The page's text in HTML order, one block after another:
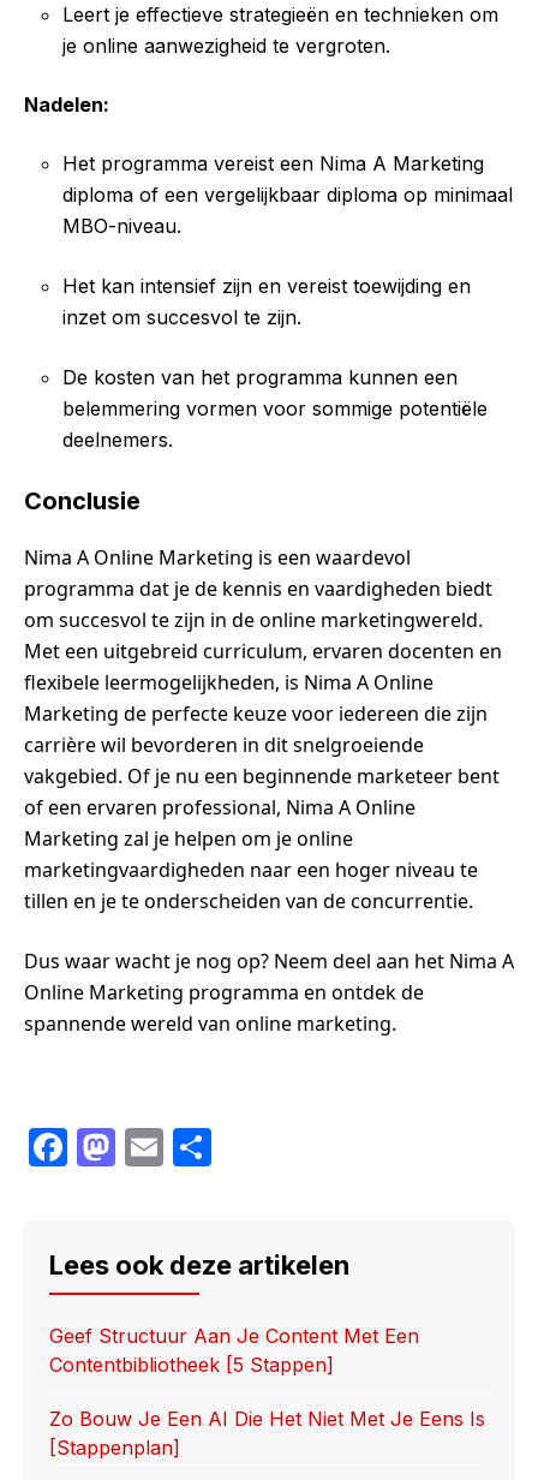
Leert je effectieve strategieën en technieken om
je online aanwezigheid te vergroten.
Nadelen:
Het programma vereist een Nima A Marketing
diploma of een vergelijkbaar diploma op minimaal
MBO-niveau.
Het kan intensief zijn en vereist toewijding en
inzet om succesvol te zijn.
De kosten van het programma kunnen een
belemmering vormen voor sommige potentiële
deelnemers.
Conclusie
Nima A Online Marketing is een waardevol
programma dat je de kennis en vaardigheden biedt
om succesvol te zijn in de online marketingwereld.
Met een uitgebreid curriculum, ervaren docenten en
flexibele leermogelijkheden, is Nima A Online
Marketing de perfecte keuze voor iedereen die zijn
carrière wil bevorderen in dit snelgroeiende
vakgebied. Of je nu een beginnende marketeer bent
of een ervaren professional, Nima A Online
Marketing zal je helpen om je online
marketingvaardigheden naar een hoger niveau te
tillen en je te onderscheiden van de concurrentie.
Dus waar wacht je nog op? Neem deel aan het Nima A
Online Marketing programma en ontdek de
spannende wereld van online marketing.
F
e
b
o
o
k
M
o
d
o
n
E
e
Lees ook deze artikelen
Geef Structuur Aan Je Content Met Een
Contentbibliotheek [5 Stappen]
Zo Bouw Je Een AI Die Het Niet Met Je Eens Is
[stappenplan]